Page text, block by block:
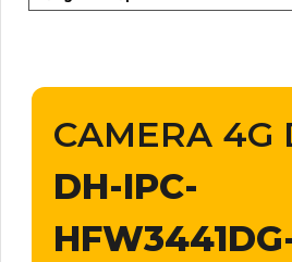
CAMERA 4G
DH-IPC-